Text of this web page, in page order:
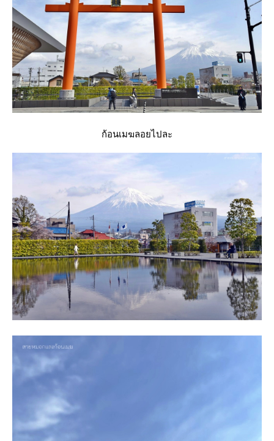
ก้อนเมฆลอยไปละ